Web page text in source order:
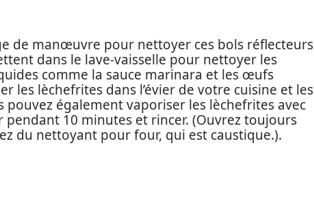
de manœuvre pour nettoyer ces bols réflecteurs
dans le lave-vaisselle pour nettoyer les
comme la sauce marinara et les œufs
les lèchefrites dans l’évier de votre cuisine et les
également vaporiser les lèchefrites avec
10 minutes et rincer. (Ouvrez toujours
du nettoyant pour four, qui est caustique.).